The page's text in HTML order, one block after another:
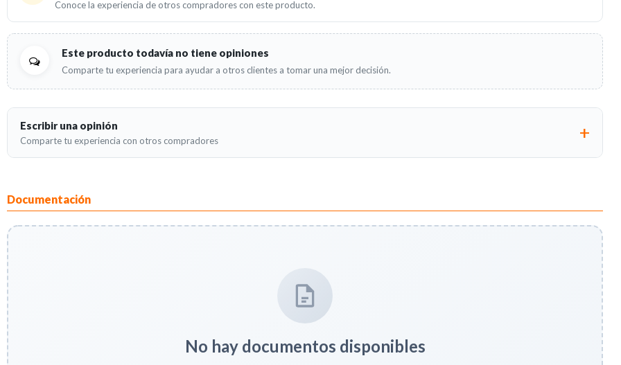
Conoce la experiencia de otros compradores con este producto.
Este producto todavía no tiene opiniones
Comparte tu experiencia para ayudar a otros clientes a tomar una mejor decisión.
Escribir una opinión
Comparte tu experiencia con otros compradores
Documentación
No hay documentos disponibles